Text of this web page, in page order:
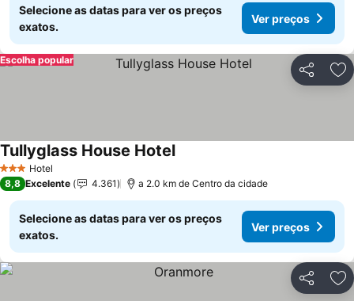
Selecione as datas para ver os preços
exatos.
Ver preços
Partilhar
Escolha popular
3 EstrelasHotel
Tullyglass House Hotel
8,8 Excelente 4.361 a 2.0 km de Centro da cidade
Selecione as datas para ver os preços
exatos.
Ver preços
Partilhar